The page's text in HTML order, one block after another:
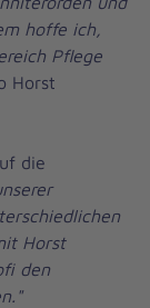
hoffe ich,
Pflege
Horst
die
Horst
den